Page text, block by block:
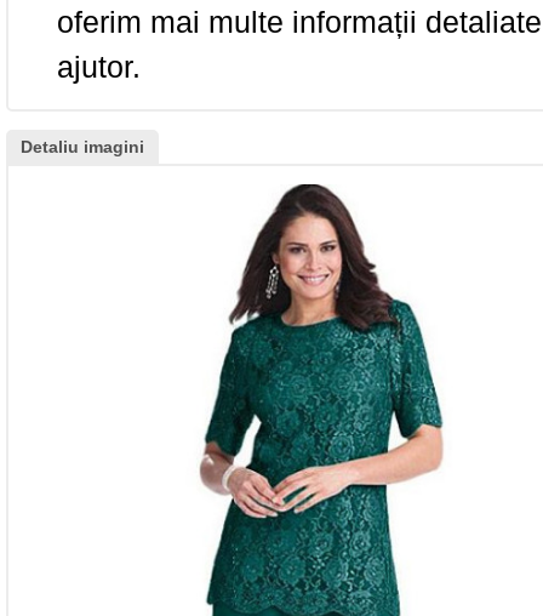
oferim mai multe informații
ajutor.
Detaliu imagini